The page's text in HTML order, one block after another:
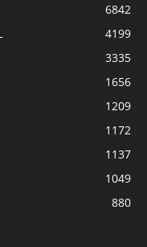
6842
4199
3335
1656
1209
1172
1137
1049
880